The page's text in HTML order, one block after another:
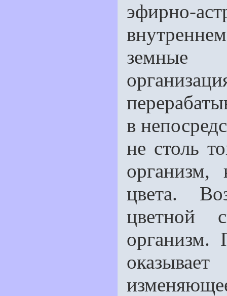
эфирно-
земные
в
не столь
организм,
цвета.
цветной
организм.